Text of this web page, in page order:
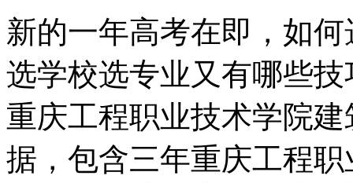
新的一年高考在即，如
选学校选专业又有哪些
重庆工程职业技术学院
据，包含三年重庆工程